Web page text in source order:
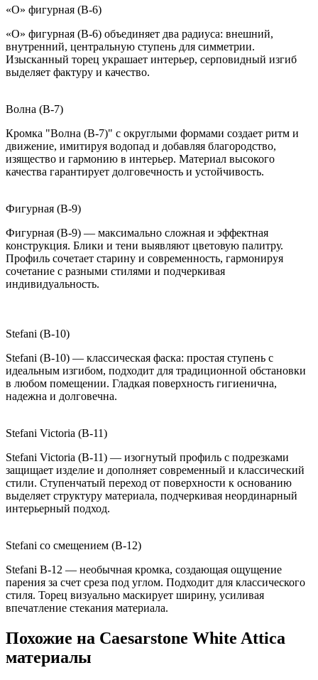
«О» фигурная (B-6)
«О» фигурная (B-6) объединяет два радиуса: внешний,
внутренний, центральную ступень для симметрии.
Изысканный торец украшает интерьер, серповидный изгиб
выделяет фактуру и качество.
Волна (B-7)
Кромка "Волна (B-7)" с округлыми формами создает ритм и
движение, имитируя водопад и добавляя благородство,
изящество и гармонию в интерьер. Материал высокого
качества гарантирует долговечность и устойчивость.
Фигурная (B-9)
Фигурная (B-9) — максимально сложная и эффектная
конструкция. Блики и тени выявляют цветовую палитру.
Профиль сочетает старину и современность, гармонируя
сочетание с разными стилями и подчеркивая
индивидуальность.
Stefani (B-10)
Stefani (B-10) — классическая фаска: простая ступень с
идеальным изгибом, подходит для традиционной обстановки
в любом помещении. Гладкая поверхность гигиенична,
надежна и долговечна.
Stefani Victoria (B-11)
Stefani Victoria (B-11) — изогнутый профиль с подрезками
защищает изделие и дополняет современный и классический
стили. Ступенчатый переход от поверхности к основанию
выделяет структуру материала, подчеркивая неординарный
интерьерный подход.
Stefani со смещением (B-12)
Stefani B-12 — необычная кромка, создающая ощущение
парения за счет среза под углом. Подходит для классического
стиля. Торец визуально маскирует ширину, усиливая
впечатление стекания материала.
Похожие на Caesarstone White Attica
материалы